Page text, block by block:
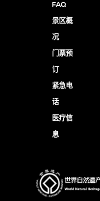
FAQ
景区概
况
门票预
订
紧急电
话
医疗信
息